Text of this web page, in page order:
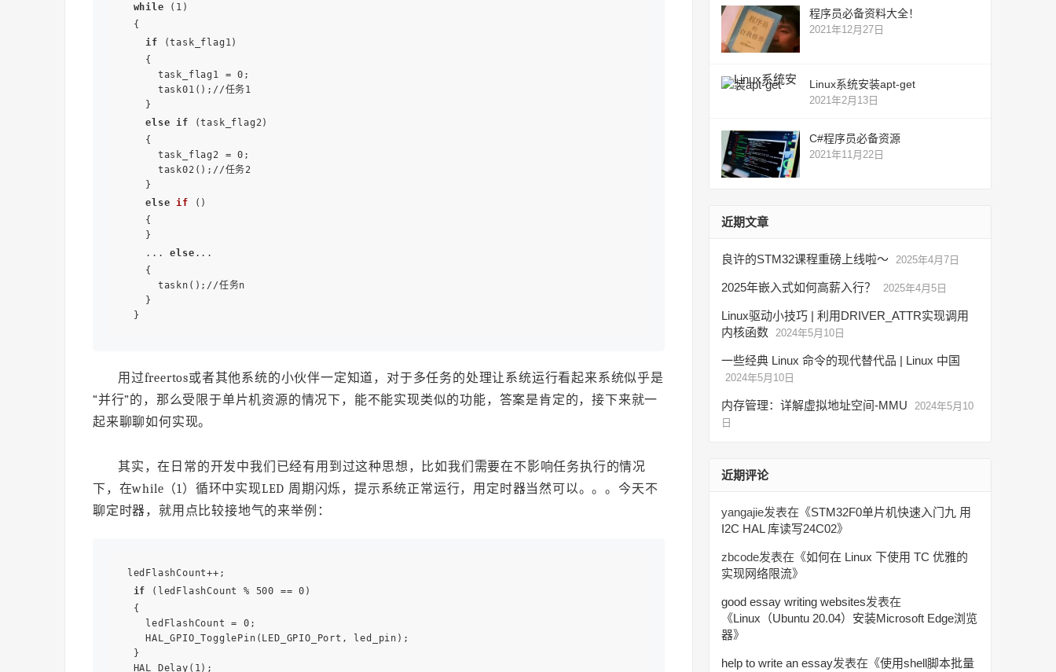
while (1)
{
if (task_flag1)
{
task_flag1 = 0;
task01();//任务1
}
else
if (task_flag2)
{
task_flag2 = 0;
task02();//任务2
}
else
if ()
{
}
... else ...
{
taskn();//任务n
}
用过freertos或者其他系统的小伙伴一定知道，对于多任务的处理让系统运行看起来系统似乎是
“并行”的，那么受限于单片机资源的情况下，能不能实现类似的功能，答案是肯定的，接下来就一
起来聊聊如何实现。
其实，在日常的开发中我们已经有用到过这种思想，比如我们需要在不影响任务执行的情况
下，在while（1）循环中实现LED 周期闪烁，提示系统正常运行，用定时器当然可以。。。今天不
聊定时器，就用点比较接地气的来举例：
ledFlashCount++;
if (ledFlashCount % 500 == 0)
{
ledFlashCount = 0;
HAL_GPIO_TogglePin(LED_GPIO_Port, led_pin);
}
程序员必备资料大全！
2021年12月27日
Linux系统安装apt-get
2021年2月13日
C#程序员必备资源
2021年11月22日
近期文章
良许的STM32课程重磅上线啦～ 2025年4月7日
2025年嵌入式如何高薪入行？ 2025年4月5日
Linux驱动小技巧 | 利用DRIVER_ATTR实现调用
内核函数 2024年5月10日
一些经典 Linux 命令的现代替代品 | Linux 中国
2024年5月10日
内存管理：详解虚拟地址空间-MMU
2024年5月10
日
近期评论
yangajie发表在《STM32F0单片机快速入门九 用
I2C HAL 库读写24C02》
zbcode发表在《如何在 Linux 下使用 TC 优雅的
实现网络限流》
good essay writing websites发表在
《Linux（Ubuntu 20.04）安装Microsoft Edge浏览
器》
help to write an essay发表在《使用shell脚本批量